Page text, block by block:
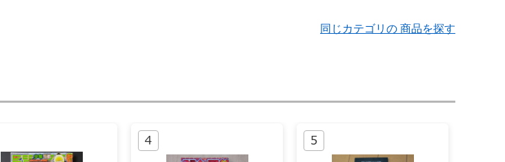
同じカテゴリの 商品を探す